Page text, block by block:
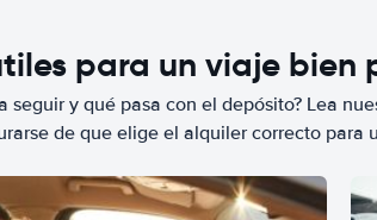
para un viaje bien
seguir y qué pasa con el depósito? Lea
de que elige el alquiler correcto para